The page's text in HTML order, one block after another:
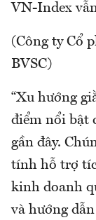
VN-Index
(Công ty Cổ
BVSC)
“Xu hướng
điểm nổi bật
gần đây.
tính hỗ trợ
kinh doanh
và hướng